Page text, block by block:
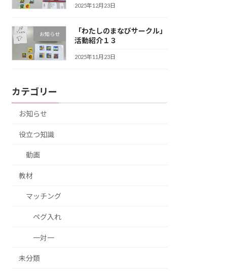
2025年12月23日
お知らせ
「わたしのまなびサークル」
活動紹介１３
2025年11月23日
カテゴリー
お知らせ
役立つ知識
動画
教材
マッチング
ペグ入れ
一対一
未分類